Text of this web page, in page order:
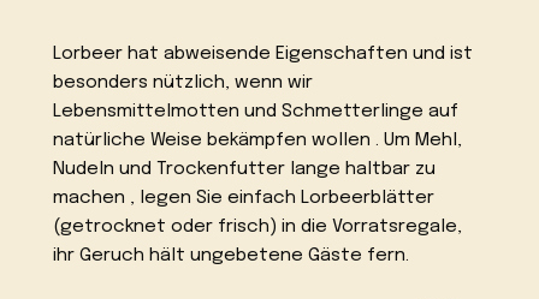
Lorbeer hat abweisende Eigenschaften und ist
besonders nützlich, wenn wir
Lebensmittelmotten und Schmetterlinge auf
natürliche Weise bekämpfen wollen . Um Mehl,
Nudeln und Trockenfutter lange haltbar zu
machen , legen Sie einfach Lorbeerblätter
(getrocknet oder frisch) in die Vorratsregale,
ihr Geruch hält ungebetene Gäste fern.